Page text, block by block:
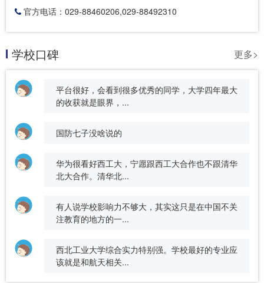
官方电话：029-88460206,029-88492310
学校口碑 更多>
平台很好，会看到很多优秀的同学，大学四年最大
的收获就是眼界，...
国防七子没啥说的
华为很看好西工大，宁愿跟西工大合作也不跟清华
北大合作。清华北...
有人说学校影响力不够大，其实这只是在中国不关
注教育的地方的一...
西北工业大学综合实力特别强。学校最好的专业应
该就是和航天相关...